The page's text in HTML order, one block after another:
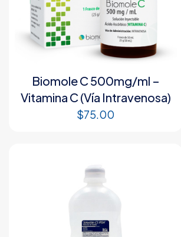
Biomole C 500mg/ml –
Vitamina C (Vía Intravenosa)
$75.00